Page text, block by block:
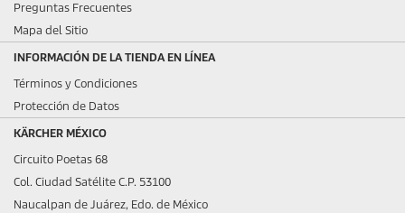
Preguntas Frecuentes
Mapa del Sitio
INFORMACIÓN DE LA TIENDA EN LÍNEA
Términos y Condiciones
Protección de Datos
KÄRCHER MÉXICO
Circuito Poetas 68
Col. Ciudad Satélite C.P. 53100
Naucalpan de Juárez, Edo. de México